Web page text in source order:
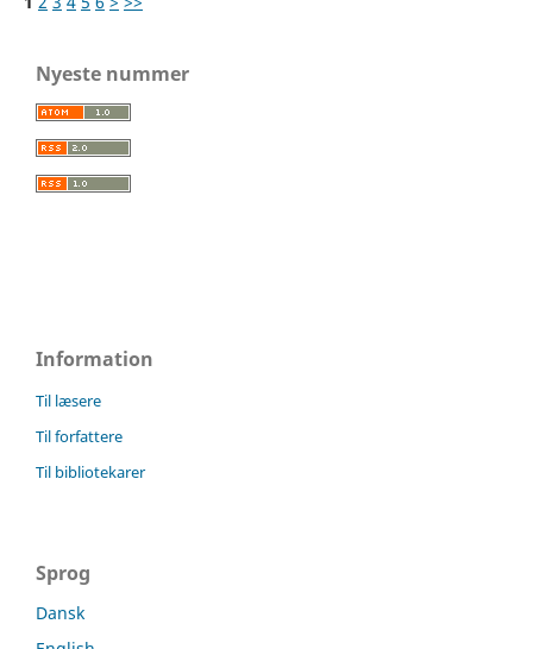
Nyeste nummer
Information
Til læsere
Til forfattere
Til bibliotekarer
Sprog
Dansk